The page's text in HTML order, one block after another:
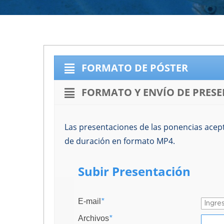
FORMATO DE PÓSTER
FORMATO Y ENVÍO DE
Las presentaciones de las ponencias
de duración en formato MP4.
Subir Presentación
E-mail *
Archivos*